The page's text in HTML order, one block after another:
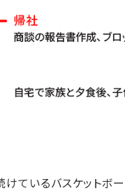
ているバスケットボ